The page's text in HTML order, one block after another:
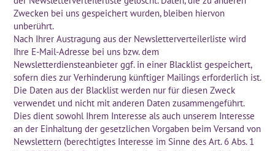
Zwecken bei uns gespeichert wurden, bleiben hiervon
unberührt.
Nach Ihrer Austragung aus der Newsletterverteilerliste wird
Ihre E-Mail-Adresse bei uns bzw. dem
Newsletterdiensteanbieter ggf. in einer Blacklist gespeichert,
sofern dies zur Verhinderung künftiger Mailings erforderlich ist.
Die Daten aus der Blacklist werden nur für diesen Zweck
verwendet und nicht mit anderen Daten zusammengeführt.
Dies dient sowohl Ihrem Interesse als auch unserem Interesse
an der Einhaltung der gesetzlichen Vorgaben beim Versand von
Newslettern (berechtigtes Interesse im Sinne des Art. 6 Abs. 1